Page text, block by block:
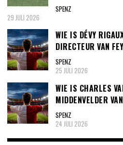
SPENZ
29 JULI 2026
WIE IS DÉVY
DIRECTEUR VAN
SPENZ
25 JULI 2026
WIE IS CHARLES
MIDDENVELDER
SPENZ
24 JULI 2026